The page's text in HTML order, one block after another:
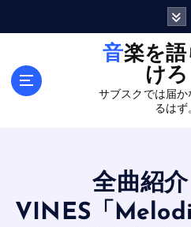
音楽を語らして
けろ
サブスクでは届か
るはず
全曲紹
VINES「